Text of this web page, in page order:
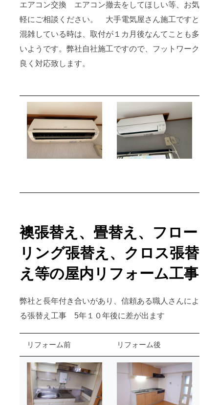
エアコン交換 エアコン撤去をしてほしい等、お気
軽にご相談ください。 大手電気屋さん施工ですと
混雑している時は、取付が１カ月後なんてことも多
いようです。弊社自社施工ですので、フットワーク
良く対応致します。
襖張替え、畳替え、フロー
リング張替え、クロス張替
え等の屋内リフォーム工事
弊社と長年付き合いがあり、信頼ある職人さんによ
る張替え工事 5年１０年後に差が出ます
リフォーム前 リフォーム後